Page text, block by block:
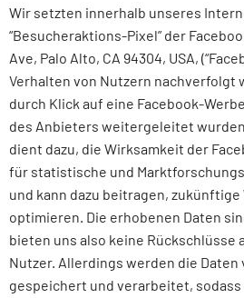
Wir setzten innerhalb unseres
“Besucheraktions-Pixel” der
Ave, Palo Alto, CA 94304, USA,
Verhalten von Nutzern nachverfolgt
durch Klick auf eine Facebook-
des Anbieters weitergeleitet
dient dazu, die Wirksamkeit der
für statistische und
und kann dazu beitragen, zukünftige
optimieren. Die erhobenen Daten
bieten uns also keine Rückschlüsse
Nutzer. Allerdings werden die Daten
gespeichert und verarbeitet, sodass